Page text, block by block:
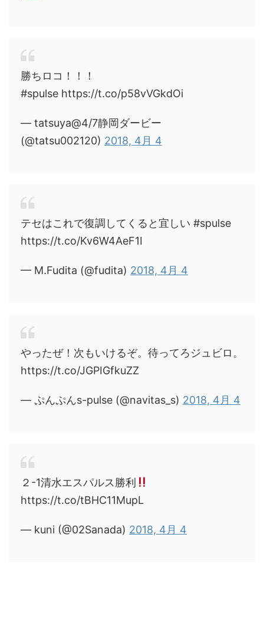
勝ちロコ！！！
#spulse https://t.co/p58vVGkdOi
— tatsuya@4/7静岡ダービー
(@tatsu002120) 2018, 4月 4
テセはこれで復調してくると宜しい #spulse
https://t.co/Kv6W4AeF1I
— M.Fudita (@fudita) 2018, 4月 4
やったぜ！次もいけるぞ。待ってろジュビロ。
https://t.co/JGPIGfkuZZ
— ぷんぷんs-pulse (@navitas_s) 2018, 4月 4
２-1清水エスパルス勝利
https://t.co/tBHC11MupL
— kuni (@02Sanada) 2018, 4月 4